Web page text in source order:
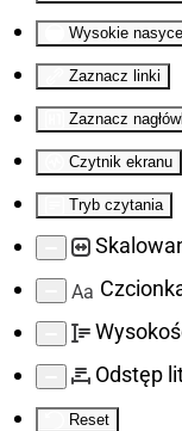
Wysokie
Zaznacz linki
Zaznacz
Czytnik ekranu
Tryb czytania
Aa
Odstęp
Reset